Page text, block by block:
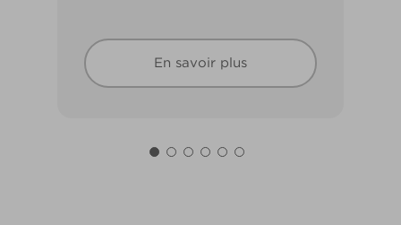
En savoir plus